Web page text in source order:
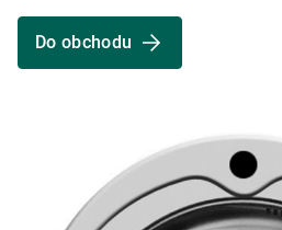
Do obchodu